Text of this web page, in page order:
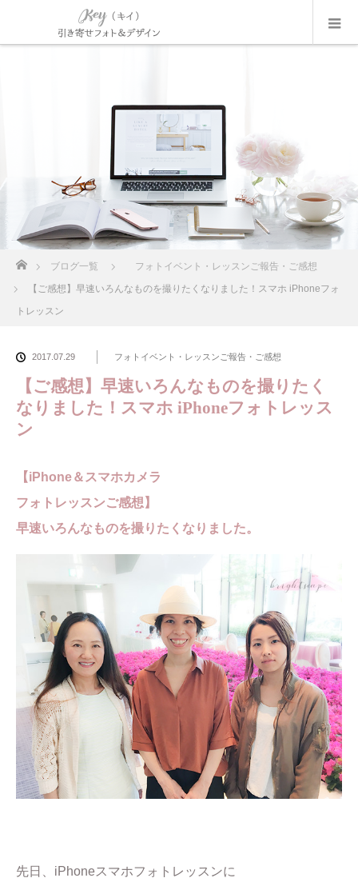
ブログ一覧
フォトイベント・レッスンご報告・ご感想
【ご感想】早速いろんなものを撮りたくなりました！スマホ iPhoneフォ
トレッスン
2017.07.29 フォトイベント・レッスンご報告・ご感想
【ご感想】早速いろんなものを撮りたく
なりました！スマホ iPhoneフォトレッス
ン
【iPhone＆スマホカメラ
フォトレッスンご感想】
早速いろんなものを撮りたくなりました。
先日、iPhoneスマホフォトレッスンに